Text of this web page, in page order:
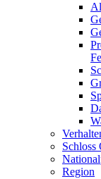
Schloss
Region